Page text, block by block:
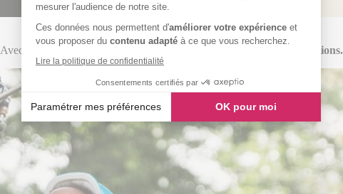
mesurer l'audience de notre site.
Ces données nous permettent d'améliorer votre expérience et
vous proposer du contenu adapté à ce que vous recherchez.
Lire la politique de confidentialité
Consentements certifiés par
Paramétrer mes préférences OK pour moi
Axeptio consent
Plateforme de Gestion du Consentement : Personnalisez vos
Notre plateforme vous permet d'adapter et de gérer vos
Avec des
campagnes mix media pilotées pour maximiser les réservations.